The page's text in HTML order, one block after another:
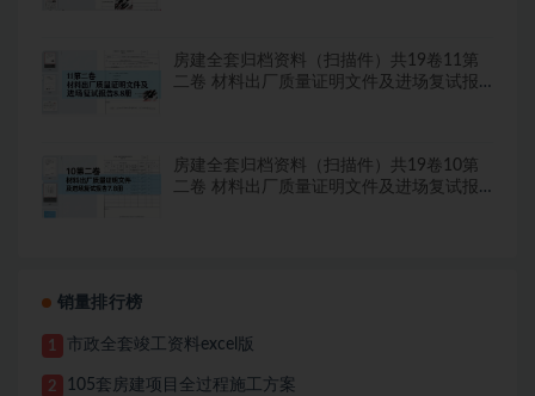
房建全套归档资料（扫描件）共19卷11第
二卷 材料出厂质量证明文件及进场复试报
房建全套归档资料（扫描件）共19卷10第
二卷 材料出厂质量证明文件及进场复试报
销量排行榜
1 市政全套竣工资料excel版
2 105套房建项目全过程施工方案